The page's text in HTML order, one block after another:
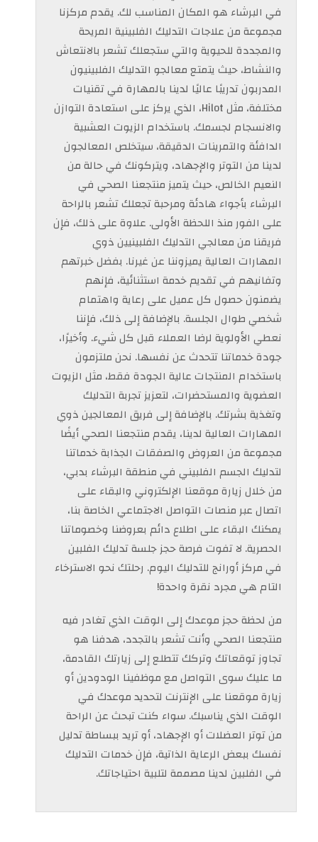
في البرشاء هو المكان المناسب لك. يقدم مركزنا
مجموعة من علاجات التدليك الفلبينية المريحة
والمجددة للحيوية والتي ستجعلك تشعر بالانتعاش
والنشاط، حيث يتمتع معالجو التدليك الفلبينيون
المدربون تدريبًا عاليًا لدينا بالمهارة في تقنيات
مختلفة، مثل Hilot، الذي يركز على استعادة التوازن
والانسجام لجسمك. باستخدام الزيوت العشبية
الدافئة والتمرينات الدقيقة، سيتخلص المعالجون
لدينا من التوتر والإجهاد، ويتركونك في حالة من
النعيم الخالص، حيث يتميز منتجعنا الصحي في
البرشاء بأجواء هادئة ومرحبة تجعلك تشعر بالراحة
على الفور منذ اللحظة الأولى. علاوة على ذلك، فإن
فريقنا من معالجي التدليك الفلبينيين ذوي
المهارات العالية يميزوننا عن غيرنا. بفضل خبرتهم
وتفانيهم في تقديم خدمة استثنائية، فإنهم
يضمنون حصول كل عميل على رعاية واهتمام
شخصي طوال الجلسة. بالإضافة إلى ذلك، فإننا
نعطي الأولوية لرضا العملاء قبل كل شيء. وأخيرًا،
جودة خدماتنا تتحدث عن نفسها. نحن ملتزمون
باستخدام المنتجات عالية الجودة فقط، مثل الزيوت
العضوية والمستحضرات، لتعزيز تجربة التدليك
وتغذية بشرتك. بالإضافة إلى فريق المعالجين ذوي
المهارات العالية لدينا، يقدم منتجعنا الصحي أيضًا
مجموعة من العروض والصفقات الجذابة خدماتنا
لتدليك الجسم الفلبيني في منطقة البرشاء بدبي،
من خلال زيارة موقعنا الإلكتروني والبقاء على
اتصال عبر منصات التواصل الاجتماعي الخاصة بنا،
يمكنك البقاء على اطلاع دائم بعروضنا وخصوماتنا
الحصرية. لا تفوت فرصة حجز جلسة تدليك الفلبين
في مركز أورانج للتدليك اليوم. رحلتك نحو الاسترخاء
التام هي مجرد نقرة واحدة!
من لحظة حجز موعدك إلى الوقت الذي تغادر فيه
منتجعنا الصحي وأنت تشعر بالتجدد، هدفنا هو
تجاوز توقعاتك وتركك تتطلع إلى زيارتك القادمة،
ما عليك سوى التواصل مع موظفينا الودودين أو
زيارة موقعنا على الإنترنت لتحديد موعدك في
الوقت الذي يناسبك. سواء كنت تبحث عن الراحة
من توتر العضلات أو الإجهاد، أو تريد ببساطة تدليل
نفسك ببعض الرعاية الذاتية، فإن خدمات التدليك
في الفلبين لدينا مصممة لتلبية احتياجاتك.